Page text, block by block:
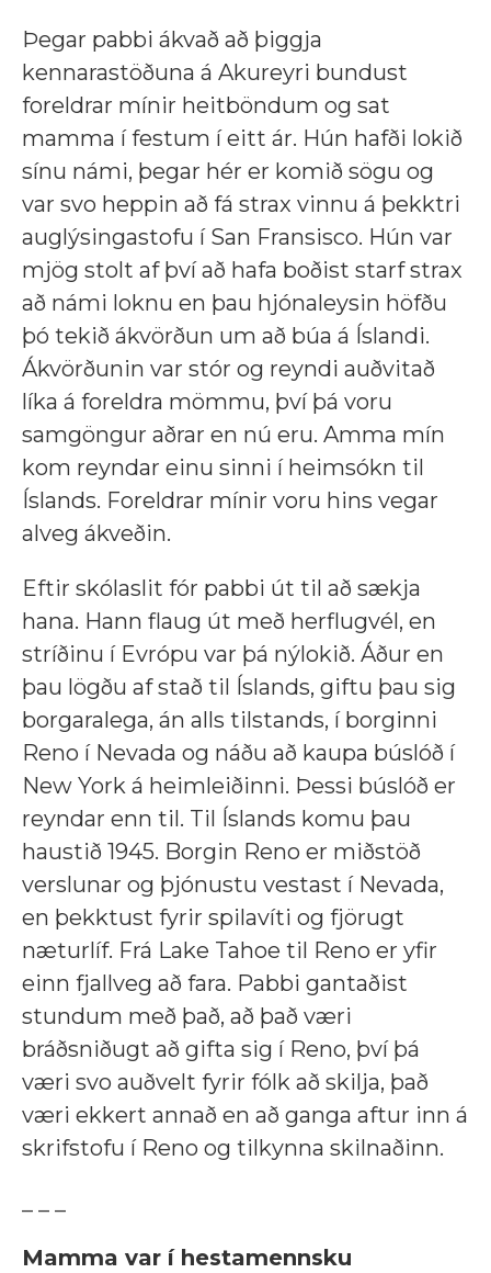
Þegar pabbi ákvað að þiggja
kennarastöðuna á Akureyri bundust
foreldrar mínir heitböndum og sat
mamma í festum í eitt ár. Hún hafði lokið
sínu námi, þegar hér er komið sögu og
var svo heppin að fá strax vinnu á þekktri
auglýsingastofu í San Fransisco. Hún var
mjög stolt af því að hafa boðist starf strax
að námi loknu en þau hjónaleysin höfðu
þó tekið ákvörðun um að búa á Íslandi.
Ákvörðunin var stór og reyndi auðvitað
líka á foreldra mömmu, því þá voru
samgöngur aðrar en nú eru. Amma mín
kom reyndar einu sinni í heimsókn til
Íslands. Foreldrar mínir voru hins vegar
alveg ákveðin.
Eftir skólaslit fór pabbi út til að sækja
hana. Hann flaug út með herflugvél, en
stríðinu í Evrópu var þá nýlokið. Áður en
þau lögðu af stað til Íslands, giftu þau sig
borgaralega, án alls tilstands, í borginni
Reno í Nevada og náðu að kaupa búslóð í
New York á heimleiðinni. Þessi búslóð er
reyndar enn til. Til Íslands komu þau
haustið 1945. Borgin Reno er miðstöð
verslunar og þjónustu vestast í Nevada,
en þekktust fyrir spilavíti og fjörugt
næturlíf. Frá Lake Tahoe til Reno er yfir
einn fjallveg að fara. Pabbi gantaðist
stundum með það, að það væri
bráðsniðugt að gifta sig í Reno, því þá
væri svo auðvelt fyrir fólk að skilja, það
væri ekkert annað en að ganga aftur inn á
skrifstofu í Reno og tilkynna skilnaðinn.
Mamma var í hestamennsku